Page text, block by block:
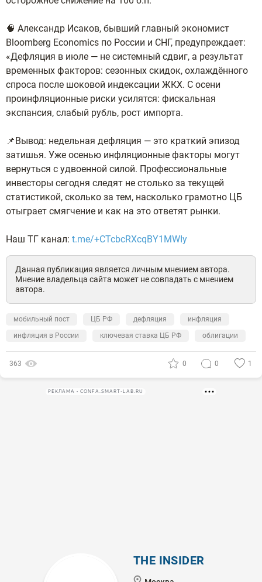
🧠 Александр Исаков, бывший главный экономист
Bloomberg Economics по России и СНГ, предупреждает:
«Дефляция в июле — не системный сдвиг, а результат
временных факторов: сезонных скидок, охлаждённого
спроса после шоковой индексации ЖКХ. С осени
проинфляционные риски усилятся: фискальная
экспансия, слабый рубль, рост импорта.
📌Вывод: недельная дефляция — это краткий эпизод
затишья. Уже осенью инфляционные факторы могут
вернуться с удвоенной силой. Профессиональные
инвесторы сегодня следят не столько за текущей
статистикой, сколько за тем, насколько грамотно ЦБ
отыграет смягчение и как на это ответят рынки.
Наш ТГ канал: t.me/+CTcbcRXcqBY1MWIy
Данная публикация является личным мнением автора.
Мнение владельца сайта может не совпадать с мнением
автора.
мобильный пост ЦБ РФ дефляция
инфляция
инфляция в России
ключевая ставка ЦБ РФ облигации
363 0 0 1
РЕКЛАМА • CONFA.SMART-LAB.RU
THE INSIDER